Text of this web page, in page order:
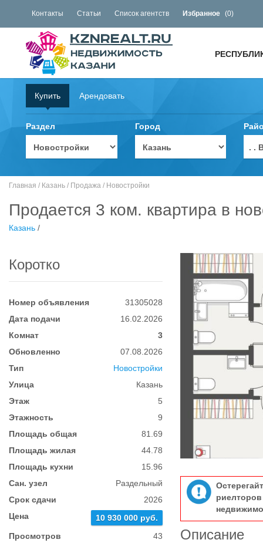
Контакты Статьи Список агентств Избранное (0)
Купить Арендовать
Раздел Город
. .
Главная / Казань / Продажа / Новостройки
Продается 3 ком. квартира в
Казань /
Коротко
Номер объявления
31305028
Дата подачи
16.02.2026
Комнат
3
Обновленно
07.08.2026
Тип
Новостройки
Улица
Казань
Этаж
5
Этажность
9
Площадь общая
81.69
Площадь жилая
44.78
Площадь кухни
15.96
Сан. узел
Раздельный
Срок сдачи
2026
Цена
10 930 000 руб.
Просмотров
43
Описание